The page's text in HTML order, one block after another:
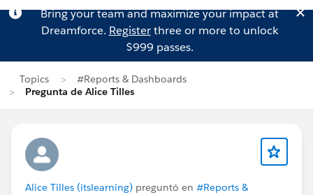
Bring your team and maximize your impact at
Dreamforce. Registerthree or more to unlock
$999 passes.
Topics
#Reports & Dashboards
Pregunta de Alice Tilles
Alice Tilles (itslearning) preguntó en #Reports &